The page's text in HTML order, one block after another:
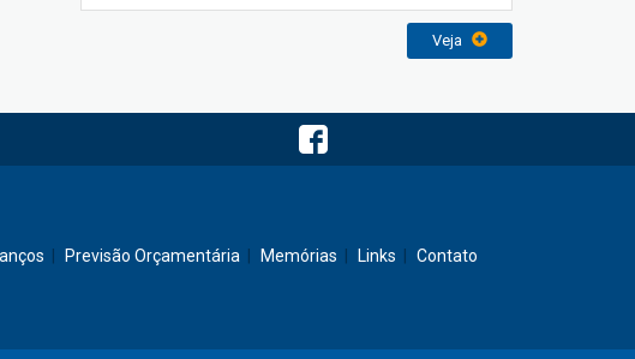
Veja
Previsão Orçamentária Memórias Links Contato